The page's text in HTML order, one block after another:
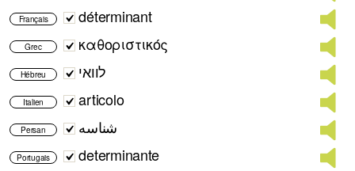
Français déterminant
Grec καθοριστικός
Hébreu לוואי
Italien articolo
Persan شناسه
Portugais determinante